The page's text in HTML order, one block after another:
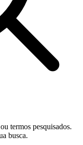
termos pesquisados.
busca.